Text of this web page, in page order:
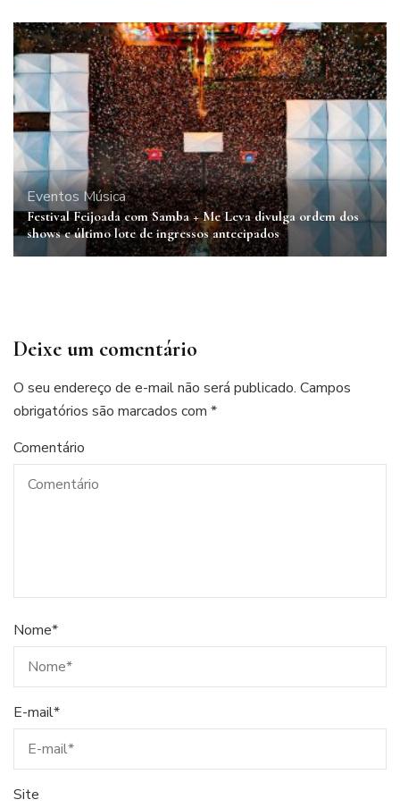
EventosMúsica
Festival Feijoada com Samba + Me Leva divulga ordem dos
shows e último lote de ingressos antecipados
Deixe um comentário
O seu endereço de e-mail não será publicado. Campos
obrigatórios são marcados com *
Comentário
Nome*
E-mail*
Site